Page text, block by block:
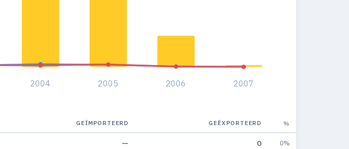
2004 2005 2006 2007
GEÏMPORTEERD GEËXPORTEERD %
— 0 0%